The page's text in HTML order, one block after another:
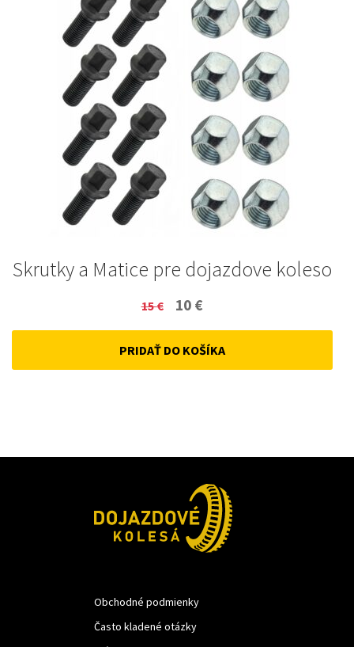
Skrutky a Matice pre dojazdove koleso
15€
Original
price
was:
10 €
price
is:
PRIDAŤ DO KOŠÍKA
Obchodné podmienky
Často kladené otázky